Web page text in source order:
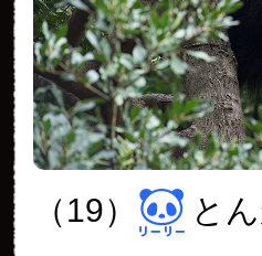
（19） と